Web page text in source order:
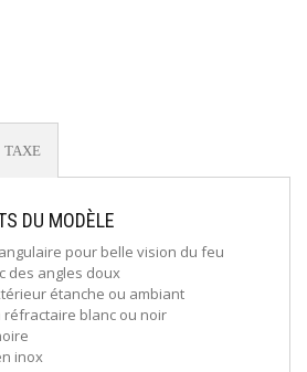
TAXE
DU MODÈLE
pour belle vision du feu
des angles doux
étanche ou ambiant
blanc ou noir
inox